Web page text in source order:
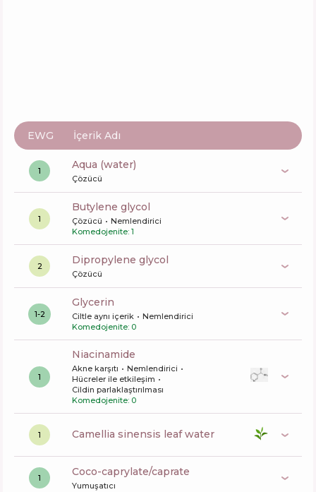
EWG İçerik Adı
1 aqua (water)
Çözücü
1
butylene glycol
Çözücü
Nemlendirici
Komedojenite: 1
2 dipropylene glycol
Çözücü
1-2
glycerin
Ciltle aynı içerik
Nemlendirici
Komedojenite: 0
1
niacinamide
Akne karşıtı
Nemlendirici
Hücreler ile etkileşim
Cildin parlaklaştırılması
Komedojenite: 0
1 camellia sinensis leaf water
1 coco-caprylate/caprate
Yumuşatıcı